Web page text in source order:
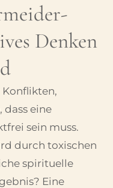
Denken
Konflikten,
dass eine
sein muss.
durch toxischen
spirituelle
Eine